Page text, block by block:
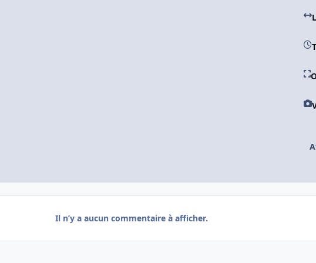
Il n’y a aucun commentaire à afficher.